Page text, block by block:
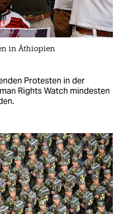
in Äthiopien
Protesten in der
Rights Watch mindesten